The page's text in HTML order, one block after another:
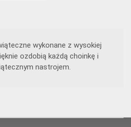
wykonane z wysokiej
ozdobią każdą choinkę i
nastrojem.